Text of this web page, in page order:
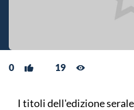
0 19
I titoli dell'edizione